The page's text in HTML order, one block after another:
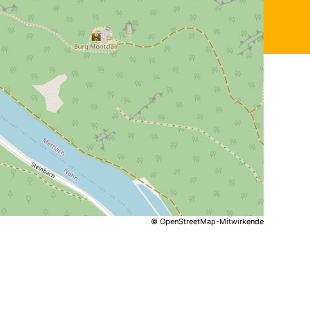
© OpenStreetMap-Mitwirkende